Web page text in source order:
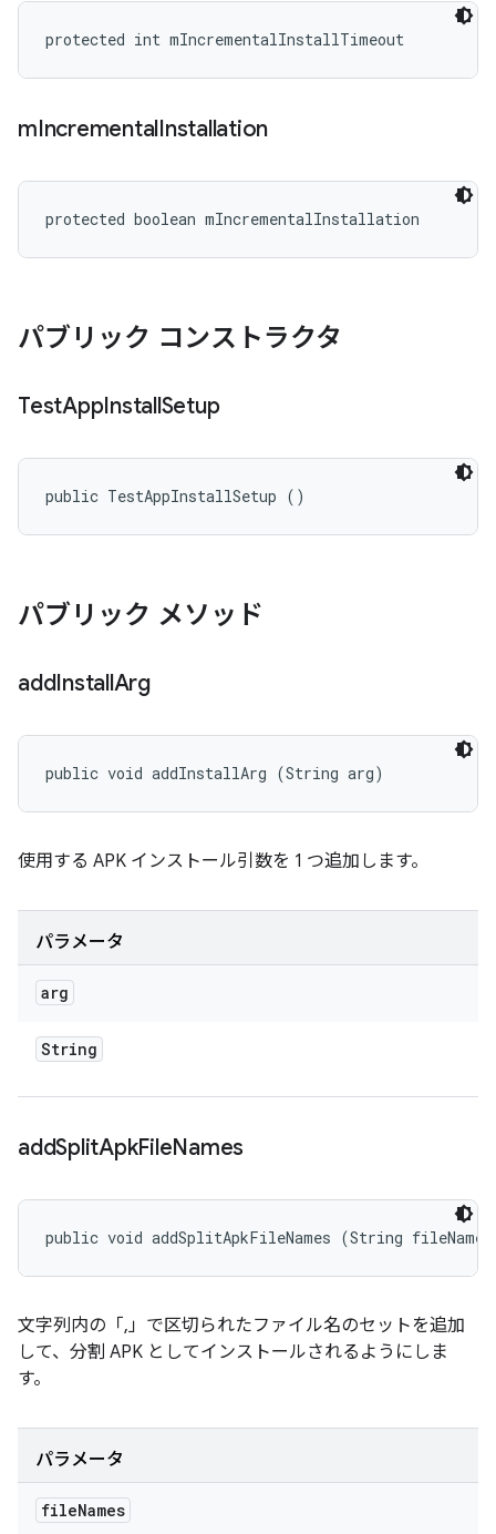
protected int mIncrementalInstallTimeout
mIncrementalInstallation
protected boolean mIncrementalInstallation
パブリック コンストラクタ
TestAppInstallSetup
public TestAppInstallSetup ()
パブリック メソッド
addInstallArg
public void addInstallArg (String arg)
使用する APK インストール引数を 1 つ追加します。
パラメータ
arg
String
addSplitApkFileNames
public void addSplitApkFileNames (String
文字列内の「,」で区切られたファイル名のセットを追加
して、分割 APK としてインストールされるようにしま
す。
パラメータ
fileNames